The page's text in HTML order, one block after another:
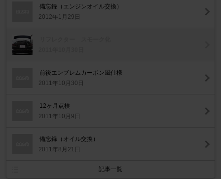
備忘録（エンジンオイル交換）
2012年1月29日
前後エンブレムカーボン風仕様
2011年10月30日
12ヶ月点検
2011年10月9日
備忘録（オイル交換）
2011年8月21日
記事一覧